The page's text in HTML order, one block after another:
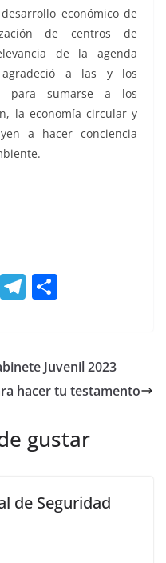
económico de
de centros de
de la agenda
a las y los
para sumarse a los
la economía circular y
a hacer conciencia
C T
gr
a
e
Juvenil 2023
hacer tu testamento
gustar
de Seguridad